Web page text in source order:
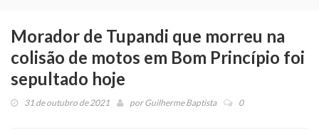
Morador de Tupandi que morreu na
colisão de motos em Bom Princípio foi
sepultado hoje
31 de outubro de 2021 porGuilherme Baptista 0